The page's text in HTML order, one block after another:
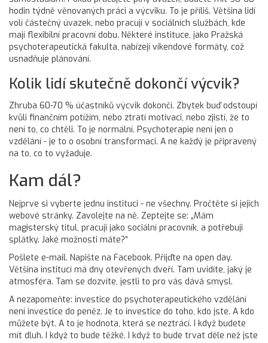
hodin týdně věnovaných práci a výcviku. To je příliš. Většina lidí
volí částečný úvazek, nebo pracují v sociálních službách, kde
mají flexibilní pracovní dobu. Některé instituce, jako Pražská
psychoterapeutická fakulta, nabízejí víkendové formáty, což
usnadňuje plánování.
Kolik lidí skutečně dokončí výcvik?
Zhruba 60-70 % účastníků výcvik dokončí. Zbytek buď odstoupí
kvůli finančním potížím, nebo ztratí motivaci, nebo zjistí, že to
není to, co chtěli. To je normální. Psychoterapie není jen o
vzdělání - je to o osobní transformaci. A ne každý je připravený
na to, co to vyžaduje.
Kam dál?
Nejprve si vyberte jednu instituci - ne všechny. Pročtěte si jejich
webové stránky. Zavolejte na ně. Zeptejte se: „Mám
magisterský titul, pracuji jako sociální pracovník, a potřebuji
splátky. Jaké možnosti máte?“
Pošlete e-mail. Napište na Facebook. Přijďte na open day.
Většina institucí má dny otevřených dveří. Tam uvidíte, jaký je
atmosféra. Tam se dozvíte, jestli to pro vás dává smysl.
A nezapomeňte: investice do psychoterapeutického vzdělání
není investice do peněz. Je to investice do toho, kdo jste. A kdo
můžete být. A to je hodnota, která se neztrácí. I když budete
mít dluh. I když to bude těžké. I když to bude trvat déle než jste